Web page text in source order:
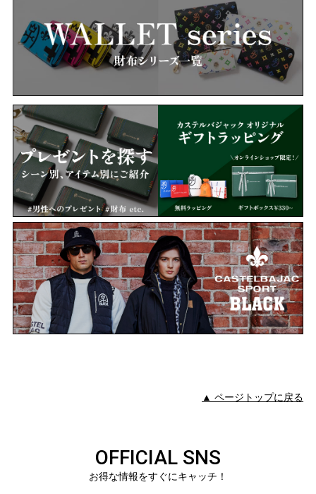
▲ ページトップに戻る
OFFICIAL SNS
お得な情報をすぐにキャッチ！